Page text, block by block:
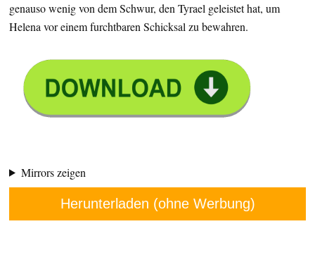
genauso wenig von dem Schwur, den Tyrael geleistet hat, um
Helena vor einem furchtbaren Schicksal zu bewahren.
Mirrors zeigen
Herunterladen (ohne Werbung)